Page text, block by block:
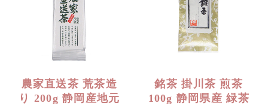
農家直送茶 荒茶造
り 200g 静岡産地元
銘茶 掛川茶 煎茶
100g 静岡県産 緑茶